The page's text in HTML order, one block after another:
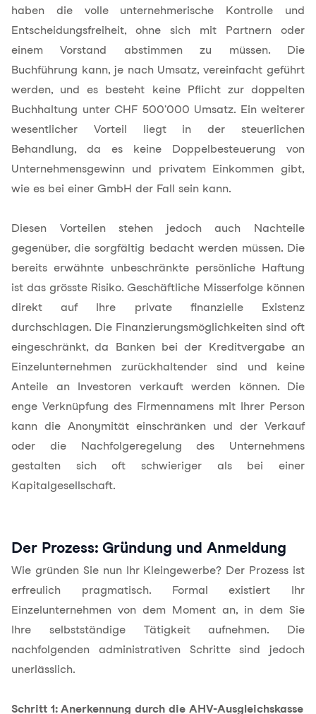
haben die volle unternehmerische Kontrolle und
Entscheidungsfreiheit, ohne sich mit Partnern oder
einem Vorstand abstimmen zu müssen. Die
Buchführung kann, je nach Umsatz, vereinfacht geführt
werden, und es besteht keine Pflicht zur doppelten
Buchhaltung unter CHF 500'000 Umsatz. Ein weiterer
wesentlicher Vorteil liegt in der steuerlichen
Behandlung, da es keine Doppelbesteuerung von
Unternehmensgewinn und privatem Einkommen gibt,
wie es bei einer GmbH der Fall sein kann.
Diesen Vorteilen stehen jedoch auch Nachteile
gegenüber, die sorgfältig bedacht werden müssen. Die
bereits erwähnte unbeschränkte persönliche Haftung
ist das grösste Risiko. Geschäftliche Misserfolge können
direkt auf Ihre private finanzielle Existenz
durchschlagen. Die Finanzierungsmöglichkeiten sind oft
eingeschränkt, da Banken bei der Kreditvergabe an
Einzelunternehmen zurückhaltender sind und keine
Anteile an Investoren verkauft werden können. Die
enge Verknüpfung des Firmennamens mit Ihrer Person
kann die Anonymität einschränken und der Verkauf
oder die Nachfolgeregelung des Unternehmens
gestalten sich oft schwieriger als bei einer
Kapitalgesellschaft.
Der Prozess: Gründung und Anmeldung
Wie gründen Sie nun Ihr Kleingewerbe? Der Prozess ist
erfreulich pragmatisch. Formal existiert Ihr
Einzelunternehmen von dem Moment an, in dem Sie
Ihre selbstständige Tätigkeit aufnehmen. Die
nachfolgenden administrativen Schritte sind jedoch
unerlässlich.
Schritt 1: Anerkennung durch die AHV-Ausgleichskasse